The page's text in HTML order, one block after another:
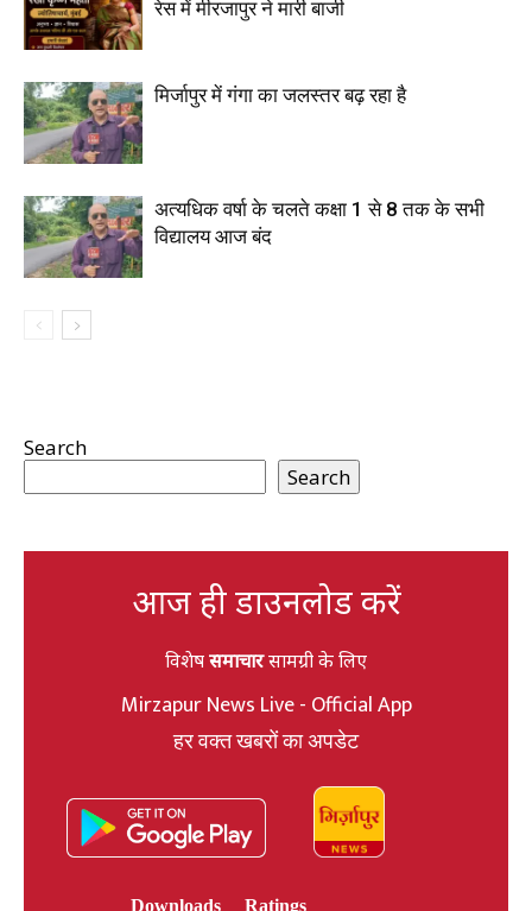
रेस में मीरजापुर ने मारी बाजी
मिर्जापुर में गंगा का जलस्तर बढ़ रहा है
अत्यधिक वर्षा के चलते कक्षा 1 से 8 तक के सभी
विद्यालय आज बंद
Search
Search
आज ही डाउनलोड करें
विशेषसमाचारसामग्री के लिए
Mirzapur News Live - Official App
हर वक्त खबरों का अपडेट
Downloads
Ratings